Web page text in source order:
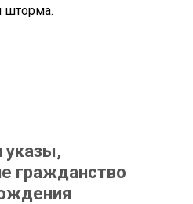
шторма.
указы,
гражданство